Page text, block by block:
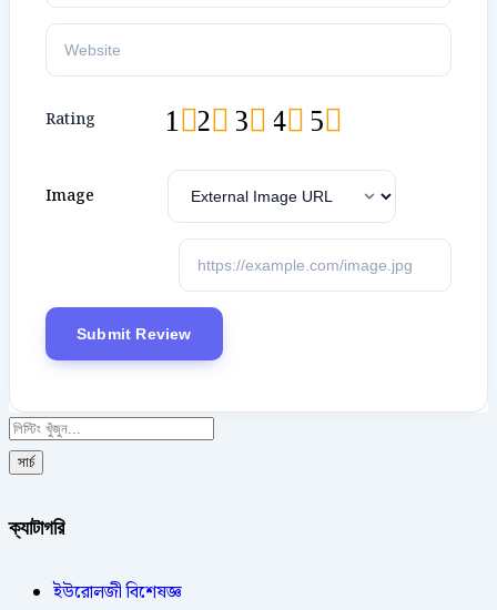
Rating 5
4
3
2
1
Image
সার্চ
ক্যাটাগরি
ইউরোলজী বিশেষজ্ঞ